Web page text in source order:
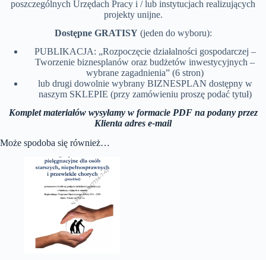
poszczególnych Urzędach Pracy i / lub instytucjach realizujących
projekty unijne.
Dostępne GRATISY(jeden do wyboru):
PUBLIKACJA: „Rozpoczęcie działalności gospodarczej –
Tworzenie biznesplanów oraz budżetów inwestycyjnych –
wybrane zagadnienia” (6 stron)
lub drugi dowolnie wybrany BIZNESPLAN dostępny w
naszym SKLEPIE (przy zamówieniu proszę podać tytuł)
Komplet materiałów wysyłamy w formacie PDF na podany przez
Klienta adres e-mail
Może spodoba się również…